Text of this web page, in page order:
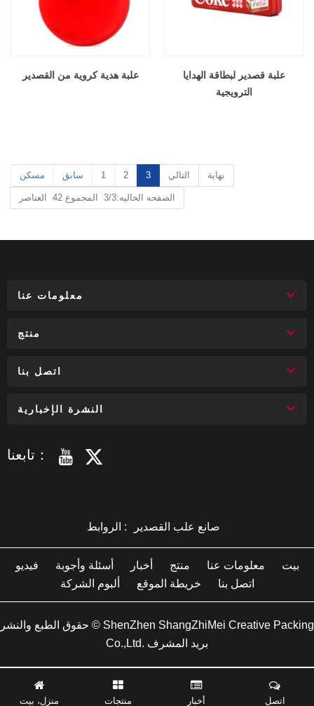
علبة هدية كروية من القصدير
علبة قصدير لبطاقة الهدايا
الترويجية
مسكن سابق 1 2 3 التالي نهاية
الصفحه الحاليه:3/3 المجموع 42 العناصر
معلومات عنا
منتج
اتصل بنا
النشرة الإخبارية
تابعنا：
الروابط : صانع علب القصدير
بيت معلومات عنا منتج أخبار أسئلة وأجوبة
فيديو
اتصل بنا
خريطة الموقع ألبوم الشركة
حقوق الطبع والنشر © ShenZhen ShangZhiMei Creative Packing
Co.,Ltd. بريد المشرف
منزل، بيت منتجات أخبار اتصل